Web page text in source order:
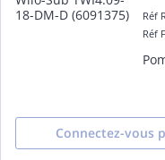
Réf
Réf
Connectez-vous